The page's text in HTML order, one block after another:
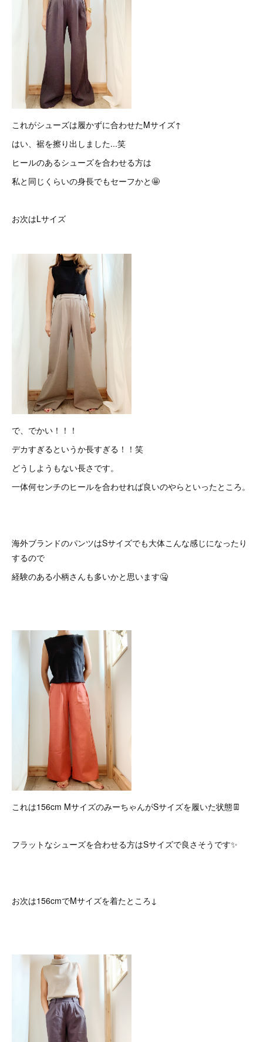
これがシューズは履かずに合わせたMサイズ↑
はい、裾を擦り出しました...笑
ヒールのあるシューズを合わせる方は
私と同じくらいの身長でもセーフかと🤩
お次はLサイズ
で、でかい！！！
デカすぎるというか長すぎる！！笑
どうしようもない長さです。
一体何センチのヒールを合わせれば良いのやらといったところ。
海外ブランドのパンツはSサイズでも大体こんな感じになったり
するので
経験のある小柄さんも多いかと思います🤐
これは156cm MサイズのみーちゃんがSサイズを履いた状態👖
フラットなシューズを合わせる方はSサイズで良さそうです✨
お次は156cmでMサイズを着たところ↓